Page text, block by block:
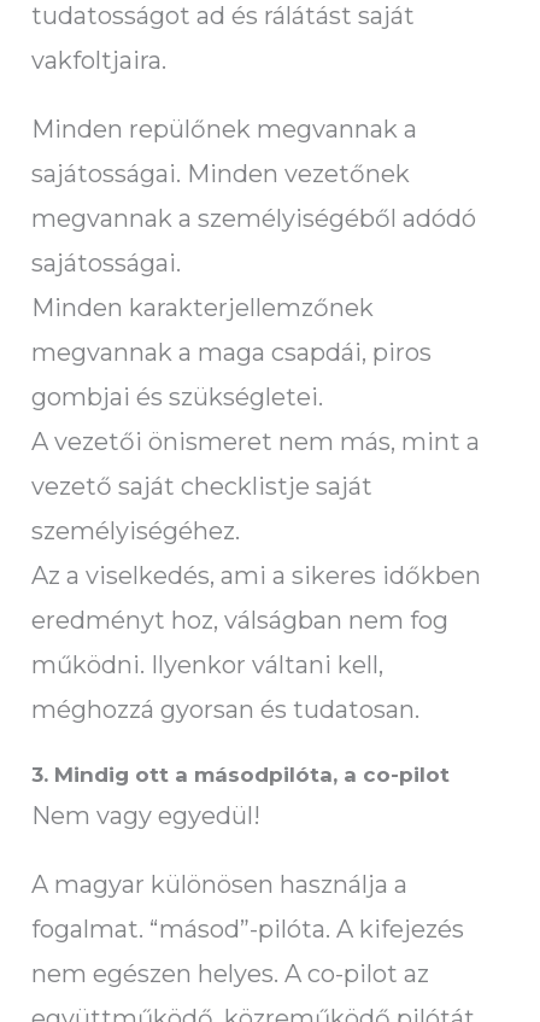
tudatosságot ad és rálátást saját
vakfoltjaira.
Minden repülőnek megvannak a
sajátosságai. Minden vezetőnek
megvannak a személyiségéből adódó
sajátosságai.
Minden karakterjellemzőnek
megvannak a maga csapdái, piros
gombjai és szükségletei.
A vezetői önismeret nem más, mint a
vezető saját checklistje saját
személyiségéhez.
Az a viselkedés, ami a sikeres időkben
eredményt hoz, válságban nem fog
működni. Ilyenkor váltani kell,
méghozzá gyorsan és tudatosan.
3. Mindig ott a másodpilóta, a co-pilot
Nem vagy egyedül!
A magyar különösen használja a
fogalmat. “másod”-pilóta. A kifejezés
nem egészen helyes. A co-pilot az